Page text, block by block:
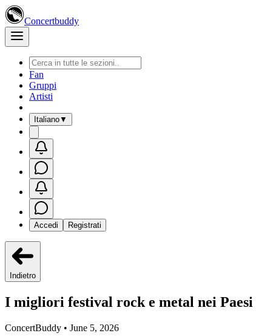
Concertbuddy
Fan
Gruppi
Artisti
Italiano▼
Accedi Registrati
Indietro
I migliori festival rock e metal nei Paesi
ConcertBuddy • June 5, 2026